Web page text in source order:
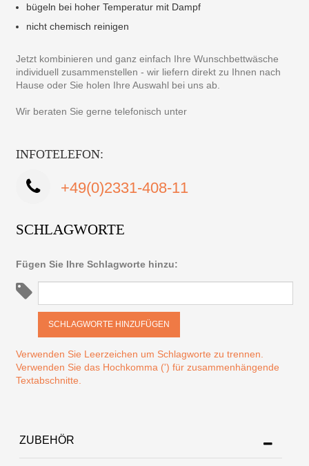
bügeln bei hoher Temperatur mit Dampf
nicht chemisch reinigen
Jetzt kombinieren und ganz einfach Ihre Wunschbettwäsche
individuell zusammenstellen - wir liefern direkt zu Ihnen nach
Hause oder Sie holen Ihre Auswahl bei uns ab.
Wir beraten Sie gerne telefonisch unter
INFOTELEFON:
+49(0)2331-408-11
SCHLAGWORTE
Fügen Sie Ihre Schlagworte hinzu:
SCHLAGWORTE HINZUFÜGEN
Verwenden Sie Leerzeichen um Schlagworte zu trennen.
Verwenden Sie das Hochkomma (') für zusammenhängende
Textabschnitte.
ZUBEHÖR